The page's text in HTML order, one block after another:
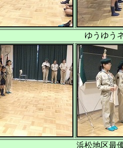
ゆうゆう
浜松地区最